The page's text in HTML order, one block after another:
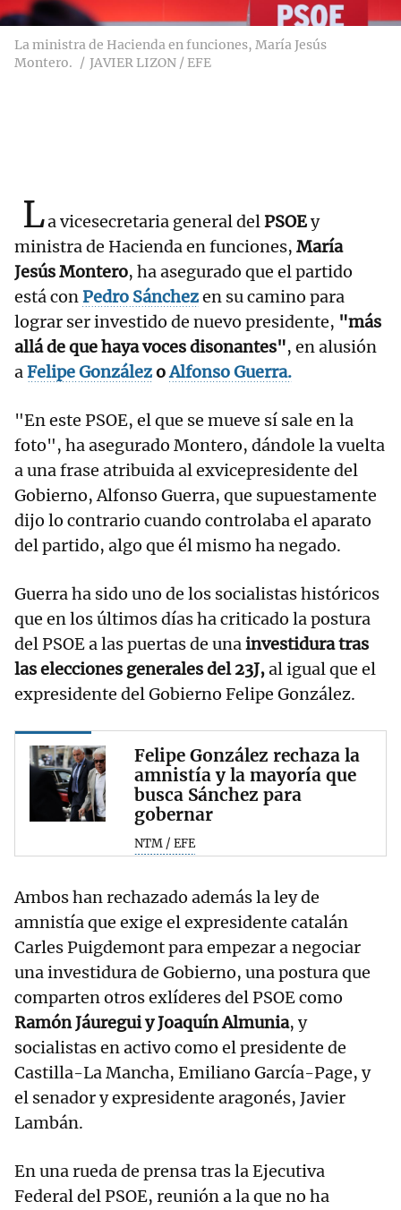
La ministra de Hacienda en funciones, María Jesús
Montero.
JAVIER LIZON / EFE
La vicesecretaria general delPSOEy
ministra de Hacienda en funciones, María
Jesús Montero, ha asegurado que el partido
está conPedro Sánchezen su camino para
lograr ser investido de nuevo presidente, "más
allá de que haya voces disonantes", en alusión
aFelipe GonzálezoAlfonso Guerra.
"En este PSOE, el que se mueve sí sale en la
foto", ha asegurado Montero, dándole la vuelta
a una frase atribuida al exvicepresidente del
Gobierno, Alfonso Guerra, que supuestamente
dijo lo contrario cuando controlaba el aparato
del partido, algo que él mismo ha negado.
Guerra ha sido uno de los socialistas históricos
que en los últimos días ha criticado la postura
del PSOE a las puertas de unainvestidura tras
las elecciones generales del 23J,al igual que el
expresidente del Gobierno Felipe González.
Felipe González rechaza la
amnistía y la mayoría que
busca Sánchez para
gobernar
NTM / EFE
Ambos han rechazado además la ley de
amnistía que exige el expresidente catalán
Carles Puigdemont para empezar a negociar
una investidura de Gobierno, una postura que
comparten otros exlíderes del PSOE como
Ramón Jáuregui y Joaquín Almunia, y
socialistas en activo como el presidente de
Castilla-La Mancha, Emiliano García-Page, y
el senador y expresidente aragonés, Javier
Lambán.
En una rueda de prensa tras la Ejecutiva
Federal del PSOE, reunión a la que no ha